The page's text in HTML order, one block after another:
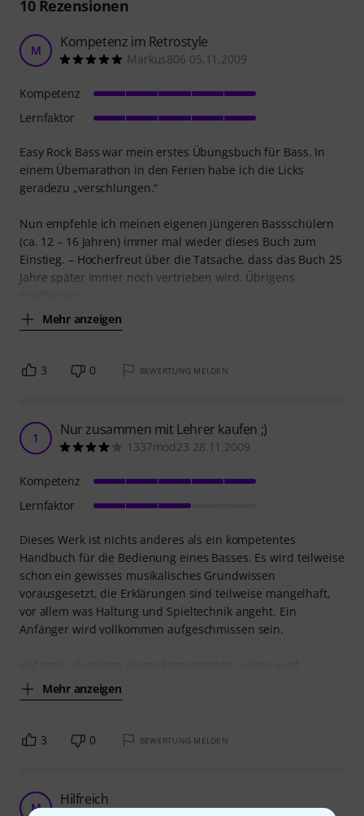
10Rezensionen
M Kompetenz im Retrostyle
Markus806 05.11.2009
Easy Rock Bass war mein erstes Übungsbuch für Bass. In
einem Übemarathon in den Ferien habe ich die Licks
geradezu „verschlungen.“
Nun empfehle ich meinen eigenen jüngeren Bassschülern
(ca. 12 – 16 Jahren) immer mal wieder dieses Buch zum
Einstieg. – Hocherfreut über die Tatsache, dass das Buch 25
Jahre später immer noch vertrieben wird. Übrigens
Mehr anzeigen
Kompetenz
Lernfaktor
3 0 BEWERTUNG MELDEN
1 Nur zusammen mit Lehrer kaufen ;)
1337mod23 28.11.2009
Dieses Werk ist nichts anderes als ein kompetentes
Handbuch für die Bedienung eines Basses. Es wird teilweise
schon ein gewisses musikalisches Grundwissen
vorausgesetzt, die Erklärungen sind teilweise mangelhaft,
vor allem was Haltung und Spieltechnik angeht. Ein
Anfänger wird vollkommen aufgeschmissen sein.
Mehr anzeigen
Kompetenz
Lernfaktor
3 0 BEWERTUNG MELDEN
M Hilfreich